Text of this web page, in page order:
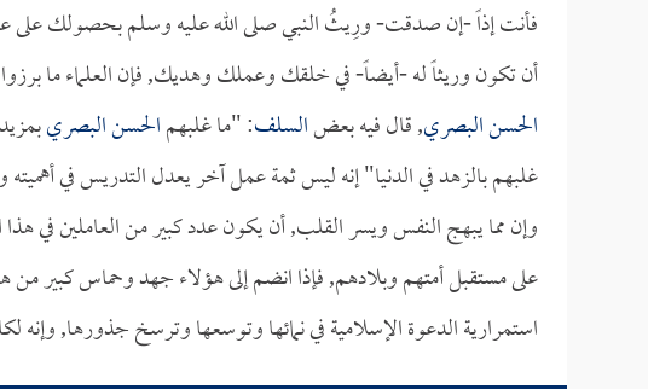
فأنت إذاً -إن صدقت- ورِيثُ النبي صلى الله عليه وسلم بحصولك على
أن تكون وريثاً له -أيضاً- في خلقك وعملك وهديك, فإن العلماء ما
الحسن البصري, قال فيه بعضالسلف: "ما غلبهمالحسن البصري
غلبهم بالزهد في الدنيا" إنه ليس ثمة عمل آخر يعدل التدريس في
وإن مما يبهج النفس ويسر القلب, أن يكون عدد كبير من العاملين في
على مستقبل أمتهم وبلادهم, فإذا انضم إلى هؤلاء جهد وحماس كبير من
استمرارية الدعوة الإسلامية في نمائها وتوسعها وترسخ جذورها, وإنه